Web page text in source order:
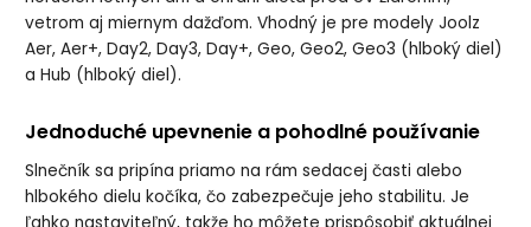
vetrom aj miernym dažďom. Vhodný je pre modely Joolz
Aer, Aer+, Day2, Day3, Day+, Geo, Geo2, Geo3 (hlboký diel)
a Hub (hlboký diel).
Jednoduché upevnenie a pohodlné používanie
Slnečník sa pripína priamo na rám sedacejčasti alebo
hlbokého dielu kočíka,čo zabezpečuje jeho stabilitu. Je